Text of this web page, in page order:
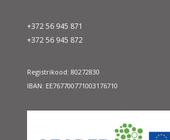
+372 56 945 871
+372 56 945 872
Registrikood: 80272830
IBAN: EE767700771003176710